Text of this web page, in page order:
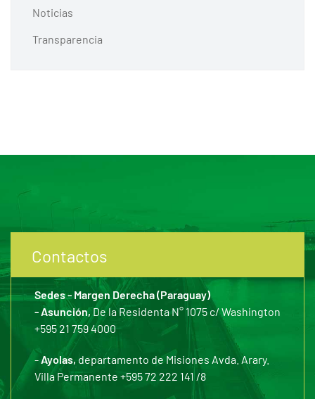
Noticias
Transparencia
Contactos
Sedes - Margen Derecha (Paraguay)
- Asunción,De la Residenta N° 1075 c/ Washington
+595 21 759 4000
-Ayolas, departamento de Misiones Avda. Arary.
Villa Permanente +595 72 222 141 /8